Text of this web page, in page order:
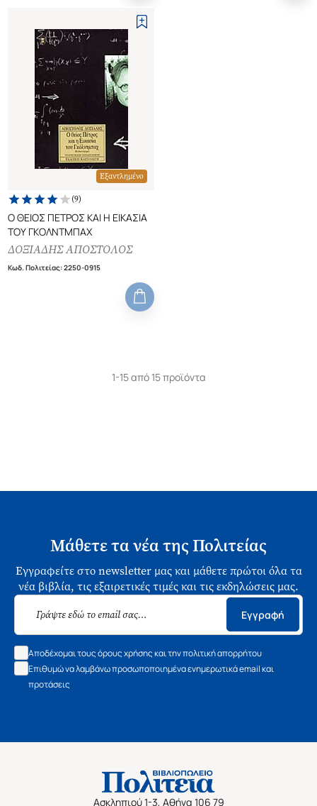
Εξαντλημένο
(9)
Ο ΘΕΙΟΣ ΠΕΤΡΟΣ ΚΑΙ Η ΕΙΚΑΣΙΑ
ΤΟΥ ΓΚΟΛΝΤΜΠΑΧ
ΔΟΞΙΑΔΗΣ ΑΠΟΣΤΟΛΟΣ
Κωδ. Πολιτείας:2250-0915
1-15 από 15 προϊόντα
Μάθετε τα νέα της Πολιτείας
Εγγραφείτε στο newsletter μας και μάθετε πρώτοι όλα τα
νέα βιβλία, τις εξαιρετικές τιμές και τις εκδηλώσεις μας.
Εγγραφή
Αποδέχομαι τους όρους χρήσης και την πολιτική απορρήτου
Επιθυμώ να λαμβάνω προσωποποιημένα ενημερωτικά email και
προτάσεις
Ασκληπιού 1-3, Αθήνα 106 79